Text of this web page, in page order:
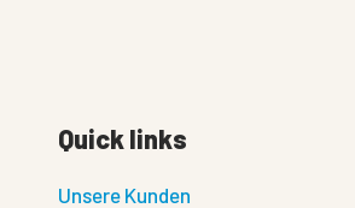
Quick links
Unsere Kunden